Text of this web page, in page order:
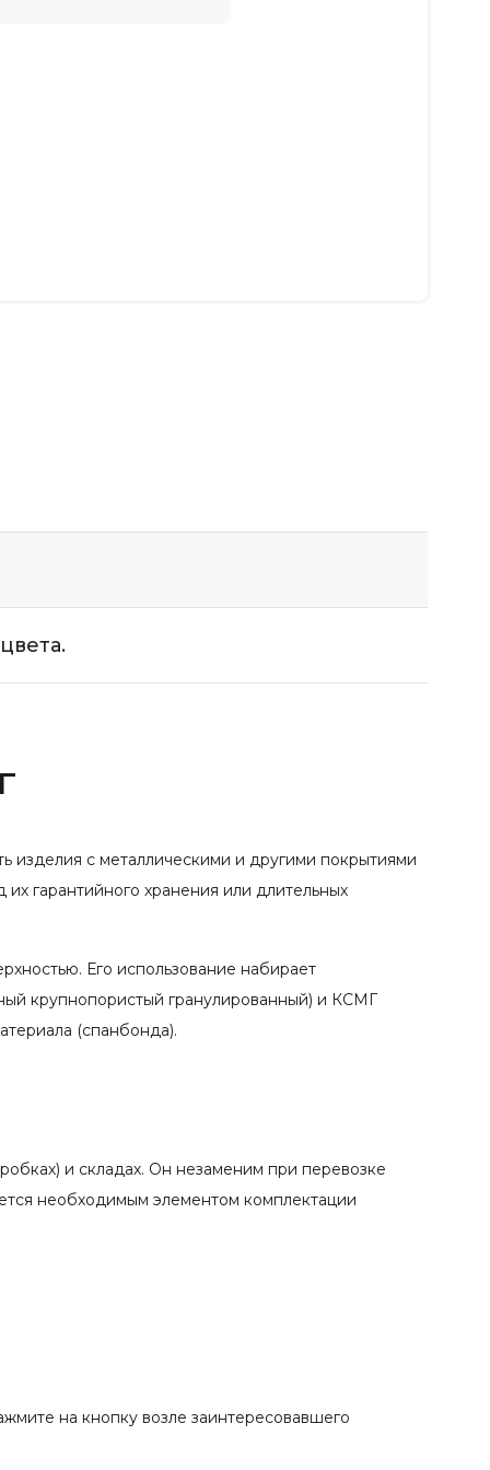
изделия с металлическими и другими покрытиями
гарантийного хранения или длительных
Его использование набирает
крупнопористый гранулированный) и КСМГ
(спанбонда).
и складах. Он незаменим при перевозке
необходимым элементом комплектации
на кнопку возле заинтересовавшего